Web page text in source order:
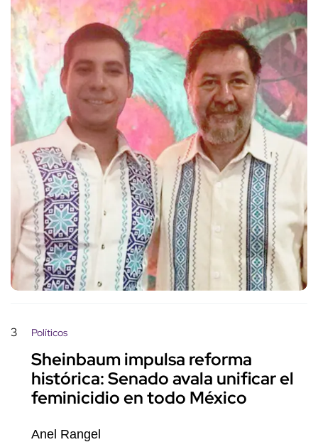
3 Políticos
Sheinbaum impulsa reforma
histórica: Senado avala unificar el
feminicidio en todo México
Anel Rangel